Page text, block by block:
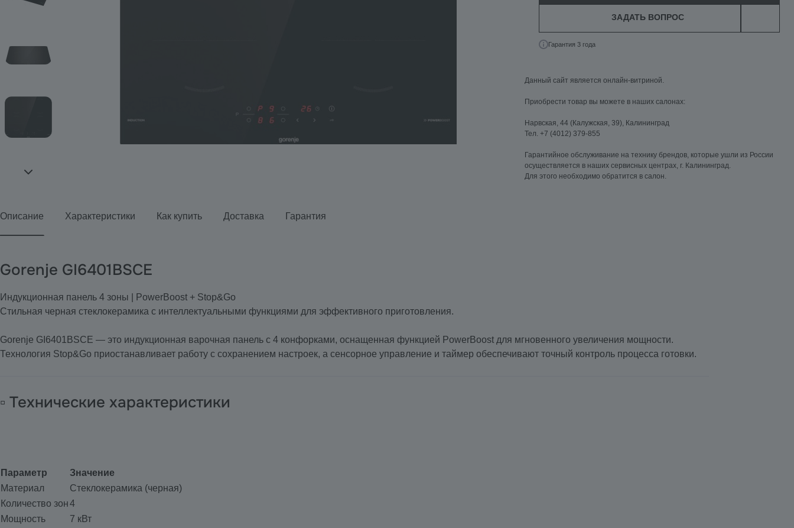
ЗАДАТЬ ВОПРОС
Гарантия 3 года
Данный сайт является онлайн-витриной.
Приобрести товар вы можете в наших салонах:
Нарвская, 44 (Калужская, 39), Калининград
Тел. +7 (4012) 379-855
Гарантийное обслуживание на технику брендов, которые ушли из России
осуществляется в наших сервисных центрах, г. Калининград.
Для этого необходимо обратится в салон.
Описание Характеристики Как купить Доставка Гарантия
Gorenje GI6401BSCE
Индукционная панель 4 зоны | PowerBoost + Stop&Go
Стильная черная стеклокерамика с интеллектуальными функциями для эффективного приготовления.
Gorenje GI6401BSCE — это индукционная варочная панель с 4 конфорками, оснащенная функцией PowerBoost для мгновенного увеличения мощности.
Технология Stop&Go приостанавливает работу с сохранением настроек, а сенсорное управление и таймер обеспечивают точный контроль процесса готовки.
▫️ Технические характеристики
Параметр
Значение
Материал
Стеклокерамика (черная)
Количество зон4
Мощность
7 кВт